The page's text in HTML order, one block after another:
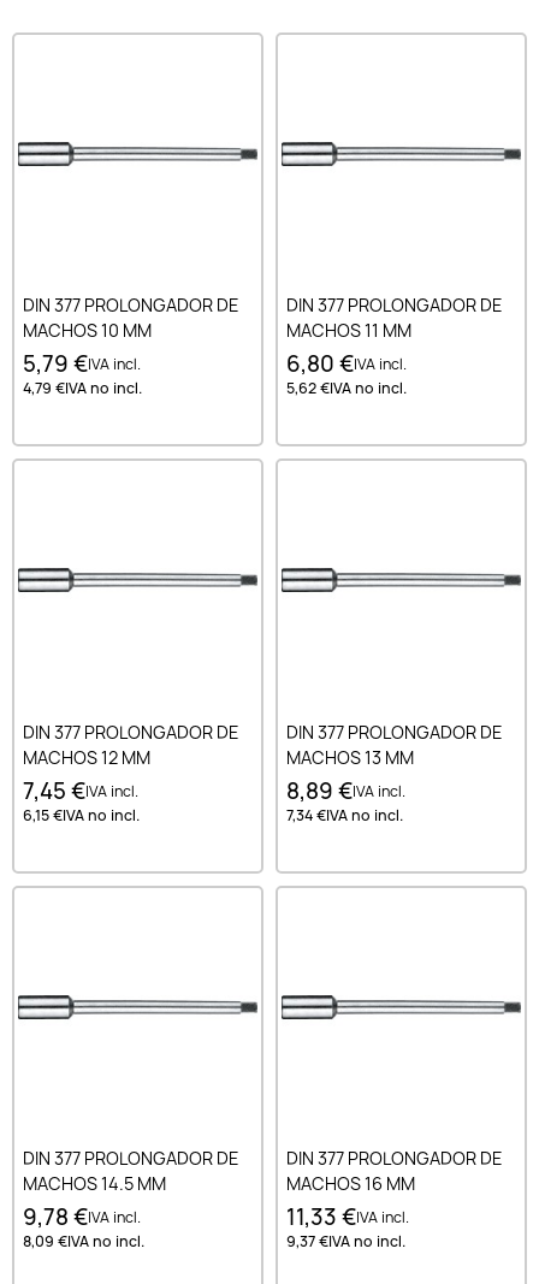
DIN 377 PROLONGADOR DE
MACHOS 10 MM
5,79 €IVA incl.
4,79 €IVA no incl.
DIN 377 PROLONGADOR DE
MACHOS 11 MM
6,80 €IVA incl.
5,62 €IVA no incl.
DIN 377 PROLONGADOR DE
MACHOS 12 MM
7,45 €IVA incl.
6,15 €IVA no incl.
DIN 377 PROLONGADOR DE
MACHOS 13 MM
8,89 €IVA incl.
7,34 €IVA no incl.
DIN 377 PROLONGADOR DE
MACHOS 14.5 MM
9,78 €IVA incl.
8,09 €IVA no incl.
DIN 377 PROLONGADOR DE
MACHOS 16 MM
11,33 €IVA incl.
9,37 €IVA no incl.